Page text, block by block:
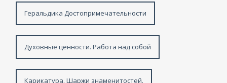
Геральдика Достопримечательности
Духовные ценности. Работа над собой
Карикатура. Шаржи знаменитостей.